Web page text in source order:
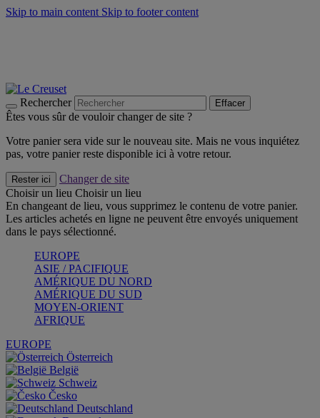
Skip to main content Skip to footer content
Rechercher Effacer
Êtes vous sûr de vouloir changer de site ?
Votre panier sera vide sur le nouveau site. Mais ne vous inquiétez
pas, votre panier reste disponible ici à votre retour.
Rester ici
Changer de site
Choisir un lieu Choisir un lieu
En changeant de lieu, vous supprimez le contenu de votre panier.
Les articles achetés en ligne ne peuvent être envoyés uniquement
dans le pays sélectionné.
EUROPE
ASIE / PACIFIQUE
AMÉRIQUE DU NORD
AMÉRIQUE DU SUD
MOYEN-ORIENT
AFRIQUE
EUROPE
Österreich
België
Schweiz
Česko
Deutschland